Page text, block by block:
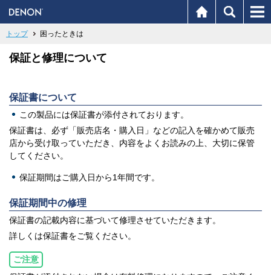
トップ 困ったときは
保証と修理について
保証書について
この製品には保証書が添付されております。
保証書は、必ず「販売店名・購入日」などの記入を確かめて販売
店から受け取っていただき、内容をよくお読みの上、大切に保管
してください。
保証期間はご購入日から1年間です。
保証期間中の修理
保証書の記載内容に基づいて修理させていただきます。
詳しくは保証書をご覧ください。
ご注意